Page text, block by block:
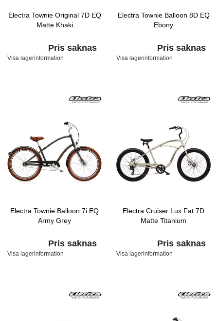
Electra Townie Original 7D EQ
Matte Khaki
Pris saknas
Visa lagerinformation
Electra Townie Balloon 8D EQ
Ebony
Pris saknas
Visa lagerinformation
Electra Townie Balloon 7i EQ
Army Grey
Pris saknas
Visa lagerinformation
Electra Cruiser Lux Fat 7D
Matte Titanium
Pris saknas
Visa lagerinformation